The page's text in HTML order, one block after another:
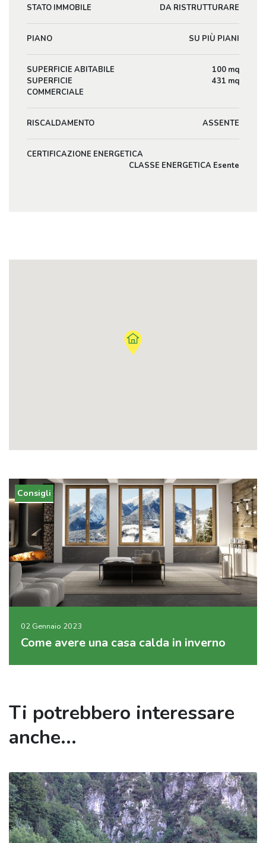
STATO IMMOBILE DA RISTRUTTURARE
PIANO SU PIÙ PIANI
SUPERFICIE ABITABILE
100 mq
SUPERFICIE
COMMERCIALE
431 mq
RISCALDAMENTO ASSENTE
CERTIFICAZIONE ENERGETICA
CLASSE ENERGETICA Esente
Consigli
02 Gennaio 2023
Come avere una casa calda in inverno
Ti potrebbero interessare
anche...